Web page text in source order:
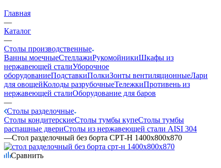
Главная
—
Каталог
—
Столы производственные
Ванны моечныеСтеллажиРукомойникиШкафы из
нержавеющей сталиУборочное
оборудованиеПодставкиПолкиЗонты вентиляционныеЛари
для овощейКолоды разрубочныеТележкиПротивень из
нержавеющей сталиОборудование для баров
—
Столы разделочные
Столы кондитерскиеСтолы тумбы купеСтолы тумбы
распашные двериСтолы из нержавеющей стали AISI 304
—Стол разделочный без борта СРТ-Н 1400х800х870
Сравнить